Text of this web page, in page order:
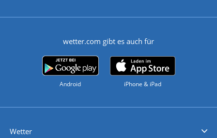
wetter.com gibt es auch für
Android iPhone & iPad
Wetter